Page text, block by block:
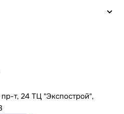
т, 24 ТЦ "Экспострой",